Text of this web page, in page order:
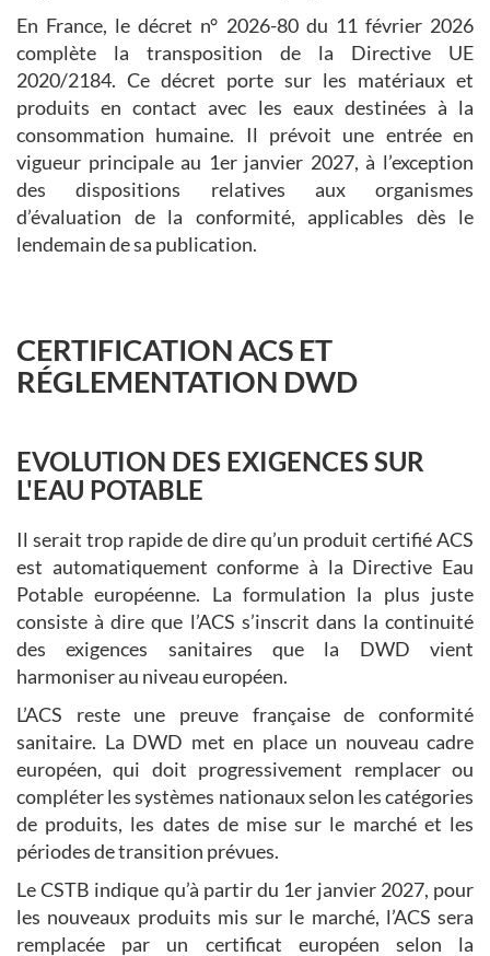
En France, le décret n° 2026-80 du 11 février 2026
complète la transposition de la Directive UE
2020/2184. Ce décret porte sur les matériaux et
produits en contact avec les eaux destinées à la
consommation humaine. Il prévoit une entrée en
vigueur principale au 1er janvier 2027, à l’exception
des dispositions relatives aux organismes
d’évaluation de la conformité, applicables dès le
lendemain de sa publication.
CERTIFICATION ACS ET
RÉGLEMENTATION DWD
EVOLUTION DES EXIGENCES SUR
L'EAU POTABLE
Il serait trop rapide de dire qu’un produit certifié ACS
est automatiquement conforme à la Directive Eau
Potable européenne. La formulation la plus juste
consiste à dire que l’ACS s’inscrit dans la continuité
des exigences sanitaires que la DWD vient
harmoniser au niveau européen.
L’ACS reste une preuve française de conformité
sanitaire. La DWD met en place un nouveau cadre
européen, qui doit progressivement remplacer ou
compléter les systèmes nationaux selon les catégories
de produits, les dates de mise sur le marché et les
périodes de transition prévues.
Le CSTB indique qu’à partir du 1er janvier 2027, pour
les nouveaux produits mis sur le marché, l’ACS sera
remplacée par un certificat européen selon la